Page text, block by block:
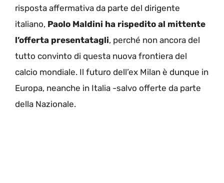
risposta affermativa da parte del dirigente
italiano, Paolo Maldini ha rispedito al mittente
l’offerta presentatagli, perché non ancora del
tutto convinto di questa nuova frontiera del
calcio mondiale. Il futuro dell’ex Milan è dunque in
Europa, neanche in Italia -salvo offerte da parte
della Nazionale.